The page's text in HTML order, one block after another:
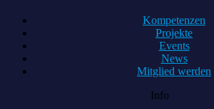
Kompetenzen
Projekte
Events
News
Mitglied werden
Info